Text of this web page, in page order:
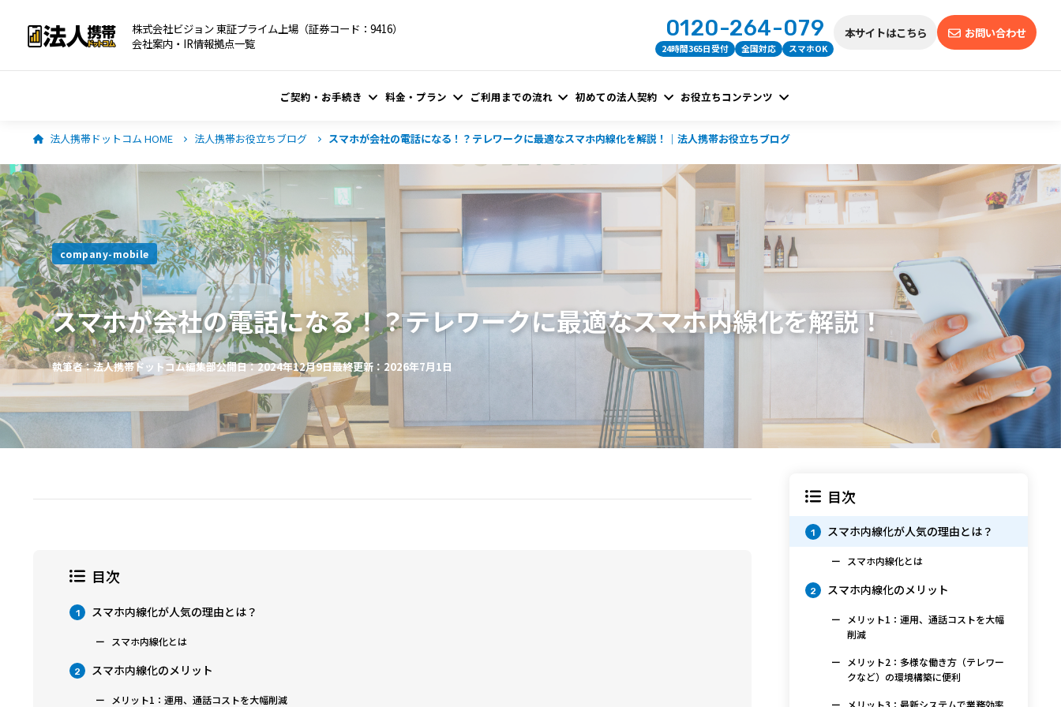
株式会社ビジョン 東証プライム上場（証券コード：9416）
会社案内・IR情報拠点一覧
0120-264-079
24時間365日受付 全国対応 スマホOK
本サイトはこちら お問い合わせ
ご契約・お手続き 料金・プラン ご利用までの流れ 初めての法人契約 お役立ちコンテンツ
法人携帯ドットコム HOME 法人携帯お役立ちブログ スマホが会社の電話になる！？テレワークに最適なスマホ内線化を解説！｜法人携帯お役立ちブログ
company-mobile
スマホが会社の電話になる！？テレワークに最適なスマホ内線化を解説！
執筆者：法人携帯ドットコム編集部公開日：2024年12月9日最終更新：2026年7月1日
目次
1 スマホ内線化が人気の理由とは？
スマホ内線化とは
2 スマホ内線化のメリット
メリット1：運用、通話コストを大幅削減
目次
1 スマホ内線化が人気の理由とは？
スマホ内線化とは
2 スマホ内線化のメリット
メリット1：運用、通話コストを大幅
削減
メリット2：多様な働き方（テレワー
クなど）の環境構築に便利
メリット3：最新システムで業務効率